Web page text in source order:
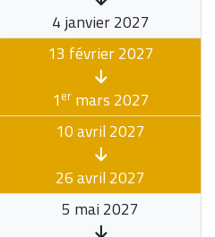
4 janvier 2027
13 février 2027
1ermars 2027
10 avril 2027
26 avril 2027
5 mai 2027